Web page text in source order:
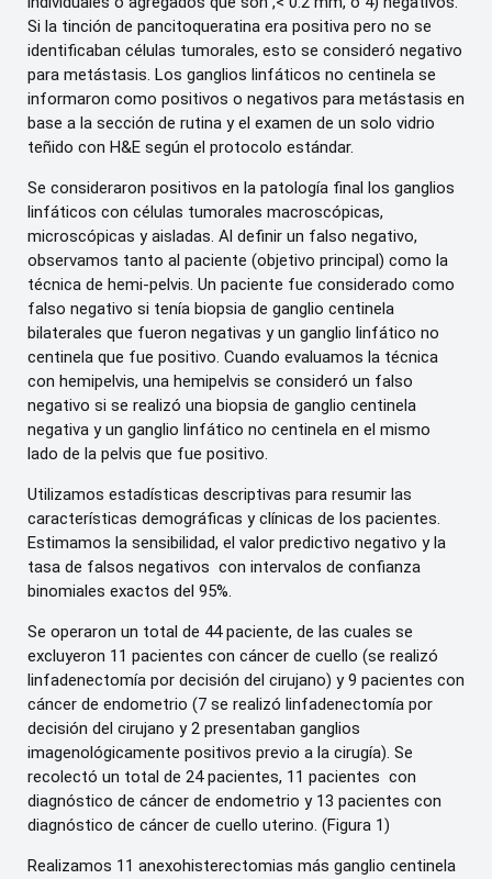
Si la tinción de pancitoqueratina era positiva pero no se
identificaban células tumorales, esto se consideró negativo
para metástasis. Los ganglios linfáticos no centinela se
informaron como positivos o negativos para metástasis en
base a la sección de rutina y el examen de un solo vidrio
teñido con H&E según el protocolo estándar.
Se consideraron positivos en la patología final los ganglios
linfáticos con células tumorales macroscópicas,
microscópicas y aisladas. Al definir un falso negativo,
observamos tanto al paciente (objetivo principal) como la
técnica de hemi-pelvis. Un paciente fue considerado como
falso negativo si tenía biopsia de ganglio centinela
bilaterales que fueron negativas y un ganglio linfático no
centinela que fue positivo. Cuando evaluamos la técnica
con hemipelvis, una hemipelvis se consideró un falso
negativo si se realizó una biopsia de ganglio centinela
negativa y un ganglio linfático no centinela en el mismo
lado de la pelvis que fue positivo.
Utilizamos estadísticas descriptivas para resumir las
características demográficas y clínicas de los pacientes.
Estimamos la sensibilidad, el valor predictivo negativo y la
tasa de falsos negativos con intervalos de confianza
binomiales exactos del 95%.
Se operaron un total de 44 paciente, de las cuales se
excluyeron 11 pacientes con cáncer de cuello (se realizó
linfadenectomía por decisión del cirujano) y 9 pacientes con
cáncer de endometrio (7 se realizó linfadenectomía por
decisión del cirujano y 2 presentaban ganglios
imagenológicamente positivos previo a la cirugía). Se
recolectó un total de 24 pacientes, 11 pacientes con
diagnóstico de cáncer de endometrio y 13 pacientes con
diagnóstico de cáncer de cuello uterino. (Figura 1)
Realizamos 11 anexohisterectomias más ganglio centinela